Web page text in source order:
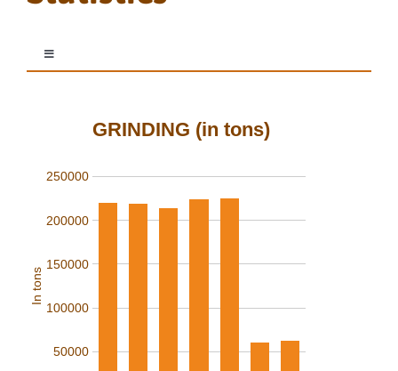
Toggle
Navigation
Grinding
Exports
GRINDING (in tons)
50000
100000
150000
200000
250000
In tons